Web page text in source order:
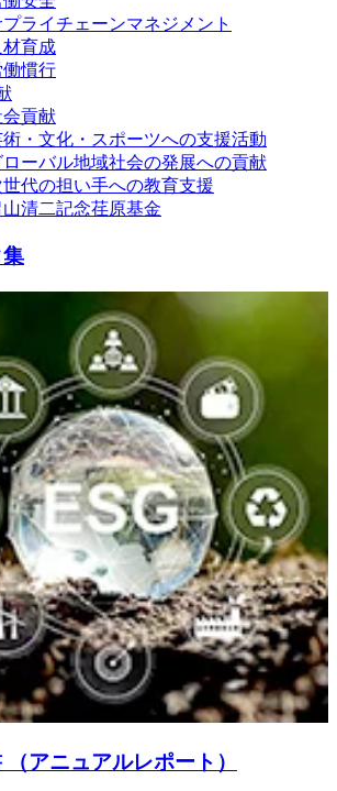
ライチェーンマネジメント
材育成
働慣行
会貢献
術・文化・スポーツへの支援活動
ローバル地域社会の発展への貢献
世代の担い手への教育支援
山清二記念荏原基金
アニュアルレポート）